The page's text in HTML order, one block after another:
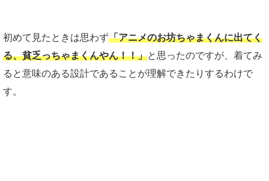
初めて見たときは思わず「アニメのお坊ちゃまくんに出てく
る、貧乏っちゃまくんやん！！」と思ったのですが、着てみ
ると意味のある設計であることが理解できたりするわけで
す。